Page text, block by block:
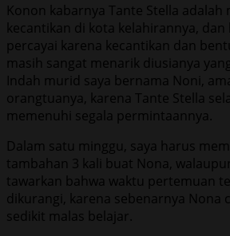
Konon kabarnya Tante Stella adalah
kecantikan di kota kelahirannya, dan
percayai karena kecantikan dan
masih sangat menarik diusianya
Indah murid saya bernama Noni,
orangtuanya, karena Tante Stella
memenuhi segala permintaannya.
Dalam satu minggu, saya harus
tambahan 3 kali buat Nona,
tawarkan bahwa waktu pertemuan
dikurangi, karena sebenarnya Nona
sedikit malas belajar.